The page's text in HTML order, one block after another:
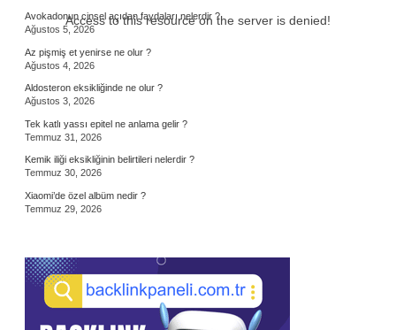
Avokadonun cinsel açıdan faydaları nelerdir ?
Ağustos 5, 2026
Az pişmiş et yenirse ne olur ?
Ağustos 4, 2026
Aldosteron eksikliğinde ne olur ?
Ağustos 3, 2026
Tek katlı yassı epitel ne anlama gelir ?
Temmuz 31, 2026
Kemik iliği eksikliğinin belirtileri nelerdir ?
Temmuz 30, 2026
Xiaomi’de özel albüm nedir ?
Temmuz 29, 2026
Access to this resource on the server is denied!